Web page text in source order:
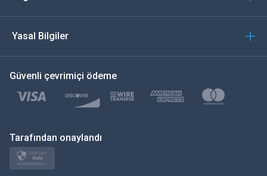
Türkçe
Polski
日本
Yasal Bilgiler
Güvenli çevrimiçi ödeme
Tarafından onaylandı